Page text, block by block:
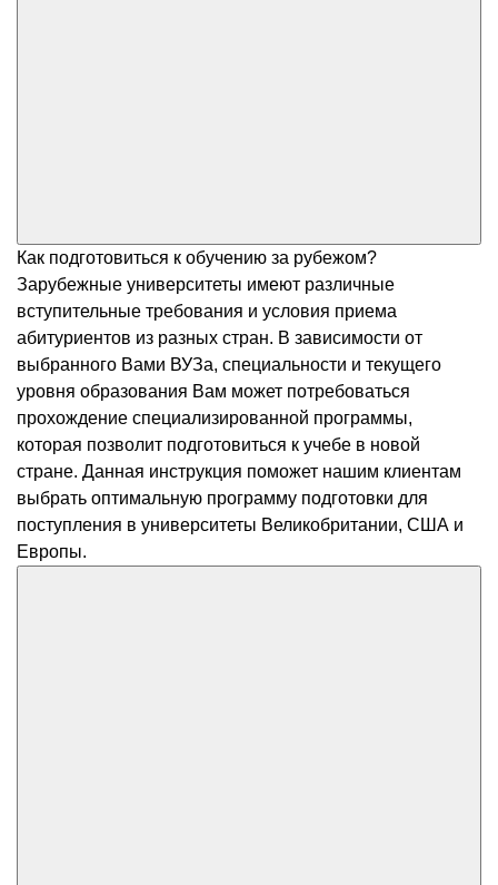
Как подготовиться к обучению за рубежом?
Зарубежные университеты имеют различные
вступительные требования и условия приема
абитуриентов из разных стран. В зависимости от
выбранного Вами ВУЗа, специальности и текущего
уровня образования Вам может потребоваться
прохождение специализированной программы,
которая позволит подготовиться к учебе в новой
стране. Данная инструкция поможет нашим клиентам
выбрать оптимальную программу подготовки для
поступления в университеты Великобритании, США и
Европы.